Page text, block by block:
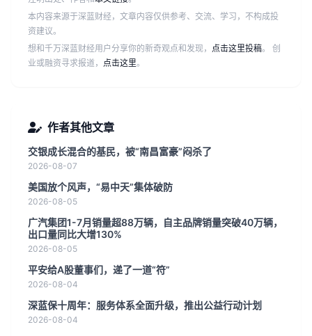
本内容来源于深蓝财经，文章内容仅供参考、交流、学习，不构成投
资建议。
想和千万深蓝财经用户分享你的新奇观点和发现， 点击这里投稿。 创
业或融资寻求报道， 点击这里。
作者其他文章
交银成长混合的基民，被“南昌富豪”闷杀了
2026-08-07
美国放个风声，“易中天”集体破防
2026-08-05
广汽集团1-7月销量超88万辆，自主品牌销量突破40万辆，
出口量同比大增130%
2026-08-05
平安给A股董事们，递了一道“符”
2026-08-04
深蓝保十周年：服务体系全面升级，推出公益行动计划
2026-08-04